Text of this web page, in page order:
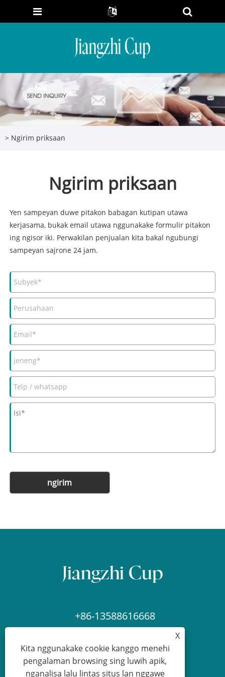
> Ngirim priksaan
Ngirim priksaan
Yen sampeyan duwe pitakon babagan kutipan utawa
kerjasama, bukak email utawa nggunakake formulir pitakon
ing ngisor iki. Perwakilan penjualan kita bakal ngubungi
sampeyan sajrone 24 jam.
ngirim
+86-13588616668
X
Kita nggunakake cookie kanggo menehi
pengalaman browsing sing luwih apik,
nganalisa lalu lintas situs lan nggawe